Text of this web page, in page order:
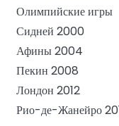
Олимпийские игры
Сидней 2000
Афины 2004
Пекин 2008
Лондон 2012
Рио-де-Жанейро